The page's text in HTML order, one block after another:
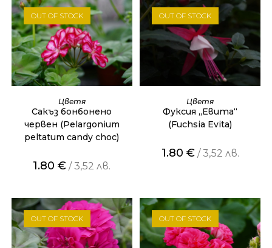
OUT OF STOCK
ОЩЕ
Цветя
Сакъз бонбонено
червен (Pelargonium
peltatum candy choc)
1.80€ / 3,52 лв.
OUT OF STOCK
ОЩЕ
Цветя
Фуксия „Евита“
(Fuchsia Evita)
1.80 €/ 3,52 лв.
OUT OF STOCK OUT OF STOCK